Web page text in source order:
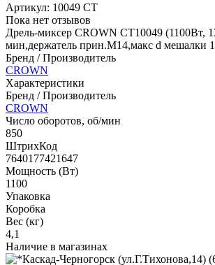
Артикул: 10049 СТ
Пока нет отзывов
Дрель-миксер CROWN CT10049 (1100Вт,
мин,держатель прин.М14,макс d мешалки
Бренд / Производитель
CROWN
Характеристики
Бренд / Производитель
CROWN
Число оборотов, об/мин
850
ШтрихКод
7640177421647
Мощность (Вт)
1100
Упаковка
Коробка
Вес (кг)
4,1
Наличие в магазинах